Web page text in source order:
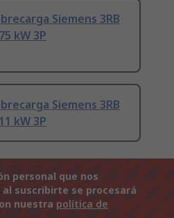
Siemens 3RB
kW 3P
Siemens 3RB
kW 3P
personal que nos
suscribirte se procesará
nuestra política de